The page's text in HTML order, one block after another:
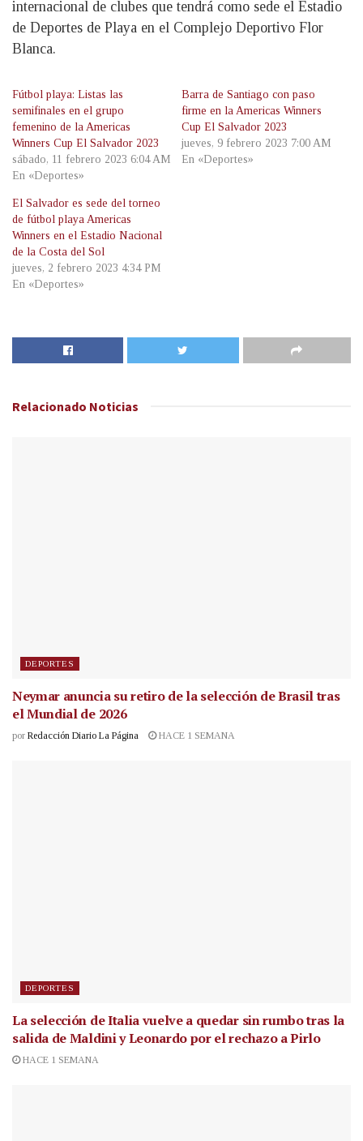
internacional de clubes que tendrá como sede el Estadio
de Deportes de Playa en el Complejo Deportivo Flor
Blanca.
Fútbol playa: Listas las
semifinales en el grupo
femenino de la Americas
Winners Cup El Salvador 2023
sábado, 11 febrero 2023 6:04 AM
En «Deportes»
Barra de Santiago con paso
firme en la Americas Winners
Cup El Salvador 2023
jueves, 9 febrero 2023 7:00 AM
En «Deportes»
El Salvador es sede del torneo
de fútbol playa Americas
Winners en el Estadio Nacional
de la Costa del Sol
jueves, 2 febrero 2023 4:34 PM
En «Deportes»
Relacionado Noticias
DEPORTES
Neymar anuncia su retiro de la selección de Brasil tras
el Mundial de 2026
por Redacción Diario La Página HACE 1 SEMANA
DEPORTES
La selección de Italia vuelve a quedar sin rumbo tras la
salida de Maldini y Leonardo por el rechazo a Pirlo
HACE 1 SEMANA